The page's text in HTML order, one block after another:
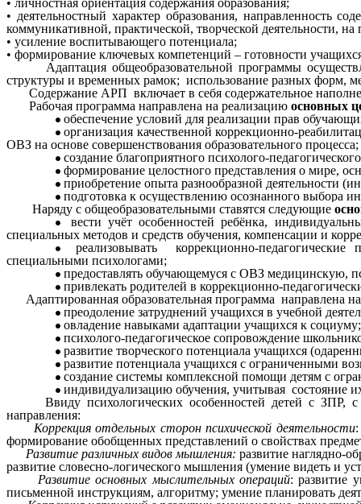
• личностная ориентация содержания образования;
• деятельностный характер образования, направленность
коммуникативной, практической, творческой деятельности,
• усиление воспитывающего потенциала;
• формирование ключевых компетенций – готовности
Адаптация общеобразовательной программы
структуры и временных рамок; использование разных форм,
Содержание АРП включает в себя содержательное
Рабочая программа направлена на реализацию основных
обеспечение условий для реализации прав
организация качественной коррекционно-
ОВЗ на основе совершенствования образовательного процесса;
создание благоприятного психолого-
формирование целостного представления о мире,
приобретение опыта разнообразной деятельности
подготовка к осуществлению осознанного выбора
Наряду с общеобразовательными ставятся следующие
вести учёт особенностей ребёнка,
специальных методов и средств обучения, компенсации и
реализовывать коррекционно-
специальными психологами;
предоставлять обучающемуся с ОВЗ медицинскую,
привлекать родителей в коррекционно-
Адаптированная образовательная программа направлена
преодоление затруднений учащихся в учебной
овладение навыками адаптации учащихся к социуму;
психолого-педагогическое сопровождение
развитие творческого потенциала учащихся
развитие потенциала учащихся с ограниченными
создание системы комплексной помощи детям с
индивидуализацию обучения, учитывая состояние
Ввиду психологических особенностей детей с ЗПР, с
направления:
Коррекция отдельных сторон психической деятельности:
формирование обобщенных представлений о свойствах
Развитие различных видов мышления: развитие наглядно-
развитие словесно-логического мышления (умение видеть и
Развитие основных мыслительных операций: развитие
письменной инструкциям, алгоритму; умение планировать